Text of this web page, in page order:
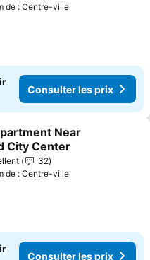
de : Centre-ville
Consulter les prix
à mes favoris
Near
City Center
32
de : Centre-ville
Consulter les prix